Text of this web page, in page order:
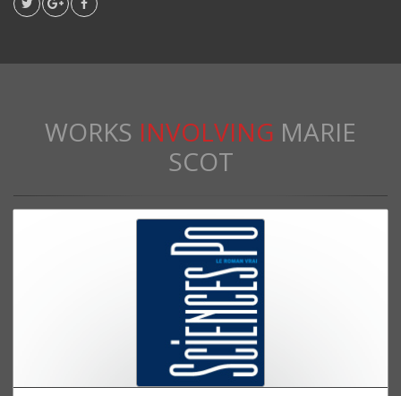
WORKS INVOLVING MARIE
SCOT